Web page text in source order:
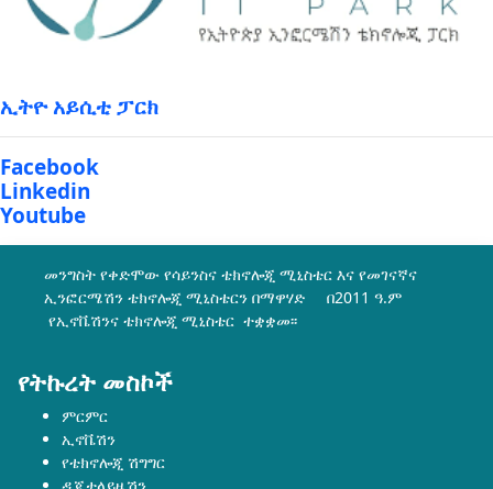
ኢትዮ አይሲቲ ፓርክ
Facebook
Linkedin
Youtube
መንግስት የቀድሞው የሳይንስና ቴክኖሎጂ ሚኒስቴር እና የመገናኛና
ኢንፎርሜሽን ቴክኖሎጂ ሚኒስቴርን በማዋሃድ በ2011 ዓ.ም
የኢኖቬሽንና ቴክኖሎጂ ሚኒስቴር ተቋቋመ፡፡
የትኩረት መስኮች
ምርምር
ኢኖቬሽን
የቴክኖሎጂ ሽግግር